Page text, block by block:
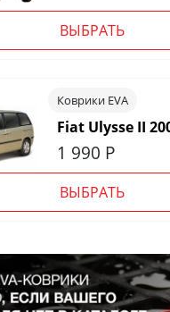
ВЫБРАТЬ
Коврики EVA
Fiat Ulysse II
1 990 Р
ВЫБРАТЬ